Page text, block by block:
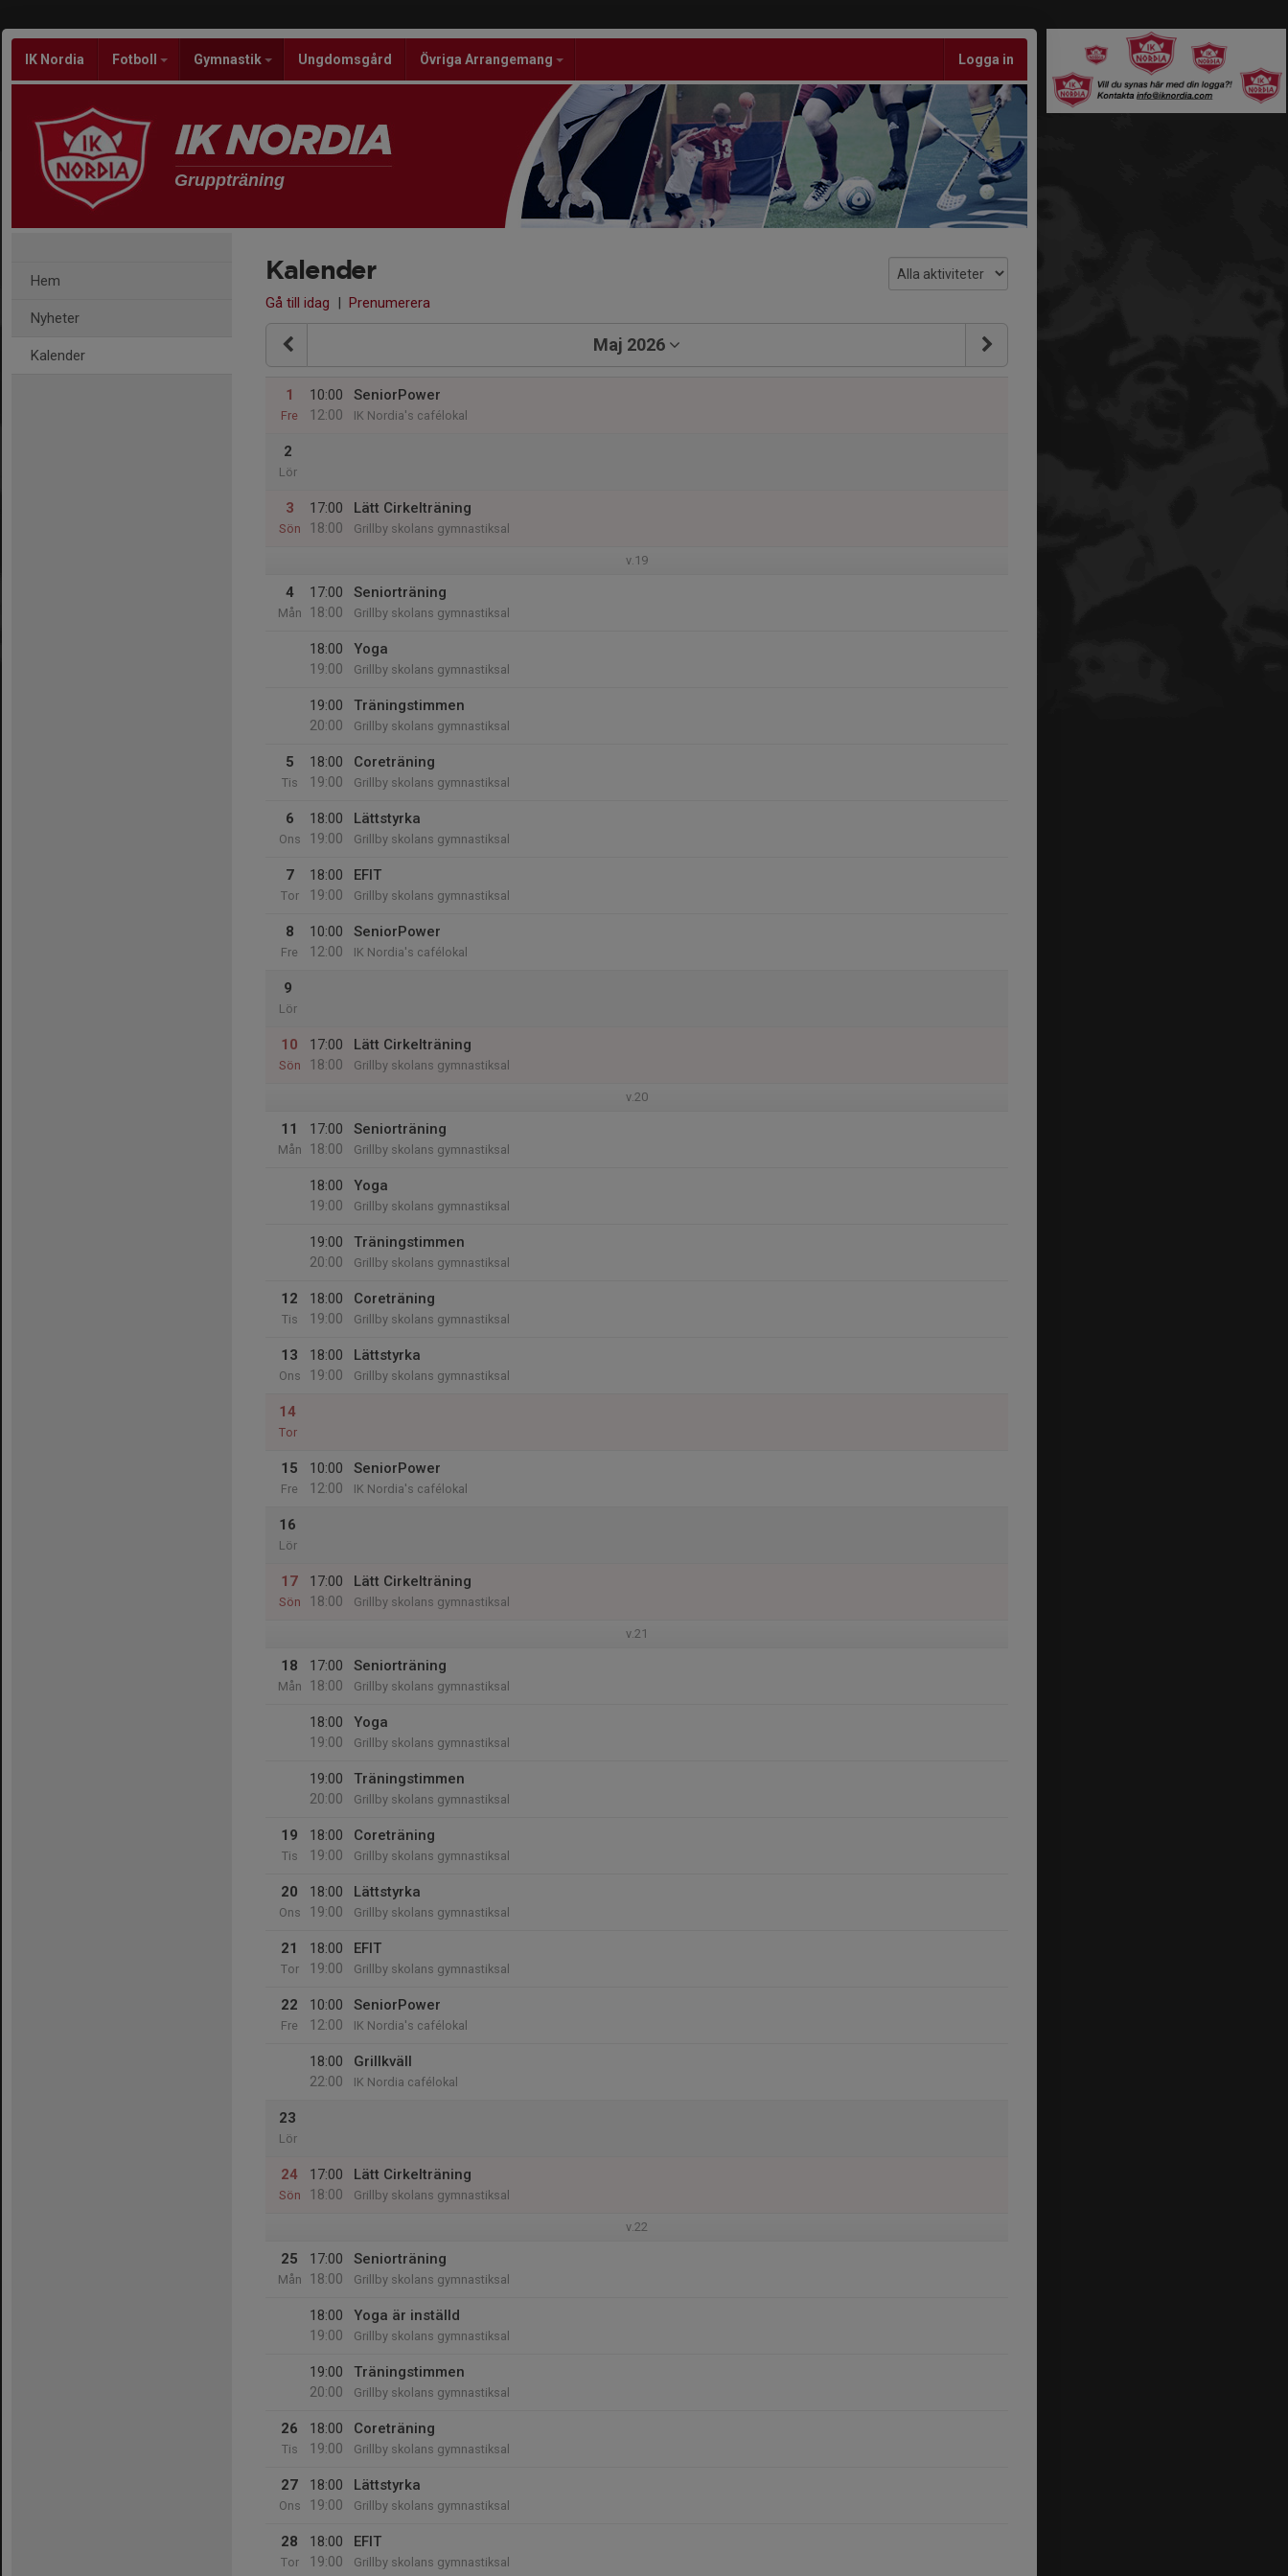
IK Nordia Fotboll Gymnastik Ungdomsgård Övriga Arrangemang Logga in
Gruppträning
Hem
Nyheter
Kalender
Kalender
Gå till idag | Prenumerera
Maj 2026
1
Fre
10:00
12:00
SeniorPower
IK Nordia's cafélokal
2
Lör
3
Sön
17:00
18:00
Lätt Cirkelträning
Grillby skolans gymnastiksal
v.19
4
Mån
17:00
18:00
Seniorträning
Grillby skolans gymnastiksal
18:00
19:00
Yoga
Grillby skolans gymnastiksal
19:00
20:00
Träningstimmen
Grillby skolans gymnastiksal
5
Tis
18:00
19:00
Coreträning
Grillby skolans gymnastiksal
6
Ons
18:00
19:00
Lättstyrka
Grillby skolans gymnastiksal
7
Tor
18:00
19:00
EFIT
Grillby skolans gymnastiksal
8
Fre
10:00
12:00
SeniorPower
IK Nordia's cafélokal
9
Lör
10
Sön
17:00
18:00
Lätt Cirkelträning
Grillby skolans gymnastiksal
v.20
11
Mån
17:00
18:00
Seniorträning
Grillby skolans gymnastiksal
18:00
19:00
Yoga
Grillby skolans gymnastiksal
19:00
20:00
Träningstimmen
Grillby skolans gymnastiksal
12
Tis
18:00
19:00
Coreträning
Grillby skolans gymnastiksal
13
Ons
18:00
19:00
Lättstyrka
Grillby skolans gymnastiksal
14
Tor
15
Fre
10:00
12:00
SeniorPower
IK Nordia's cafélokal
16
Lör
17
Sön
17:00
18:00
Lätt Cirkelträning
Grillby skolans gymnastiksal
v.21
18
Mån
17:00
18:00
Seniorträning
Grillby skolans gymnastiksal
18:00
19:00
Yoga
Grillby skolans gymnastiksal
19:00
20:00
Träningstimmen
Grillby skolans gymnastiksal
19
Tis
18:00
19:00
Coreträning
Grillby skolans gymnastiksal
20
Ons
18:00
19:00
Lättstyrka
Grillby skolans gymnastiksal
21
Tor
18:00
19:00
EFIT
Grillby skolans gymnastiksal
22
Fre
10:00
12:00
SeniorPower
IK Nordia's cafélokal
18:00
22:00
Grillkväll
IK Nordia cafélokal
23
Lör
24
Sön
17:00
18:00
Lätt Cirkelträning
Grillby skolans gymnastiksal
v.22
25
Mån
17:00
18:00
Seniorträning
Grillby skolans gymnastiksal
18:00
19:00
Yoga är inställd
Grillby skolans gymnastiksal
19:00
20:00
Träningstimmen
Grillby skolans gymnastiksal
26
Tis
18:00
19:00
Coreträning
Grillby skolans gymnastiksal
27
Ons
18:00
19:00
Lättstyrka
Grillby skolans gymnastiksal
28
Tor
18:00
19:00
EFIT
Grillby skolans gymnastiksal